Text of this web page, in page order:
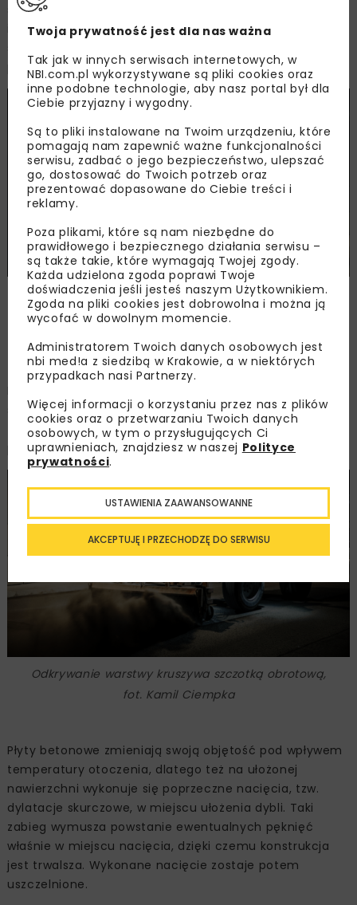
szczotkami, które zdejmowały cienką warstwę betonu
i odsłaniały kruszywo. Dzięki temu nawierzchnia jest
przyczepność i tarcie w razie hamowania.
Świeżo ułożona nawierzchnia betonowa
przed odkrywaniem warstwy kruszywa, fot. Kamil
spryskiwana, żeby utrzymać odpowiednie tempo
tężenia betonu i nie dopuścić do jego pękania
pod wpływem skurczu w czasie wiązania.
Odkrywanie warstwy kruszywa szczotką obrotową,
fot. Kamil Ciempka
Płyty betonowe zmieniają swoją objętość pod wpływem
temperatury otoczenia, dlatego też na ułożonej
nawierzchni wykonuje się poprzeczne nacięcia, tzw.
dylatacje skurczowe, w miejscu ułożenia dybli. Taki
zabieg wymusza powstanie ewentualnych pęknięć
właśnie w miejscu nacięcia, dzięki czemu konstrukcja
jest trwalsza. Wykonane nacięcie zostaje potem
uszczelnione.
Twoja prywatność jest dla nas ważna
Tak jak w innych serwisach internetowych, w
NBI.com.pl wykorzystywane są pliki cookies oraz
inne podobne technologie, aby nasz portal był dla
Ciebie przyjazny i wygodny.
Są to pliki instalowane na Twoim urządzeniu, które
pomagają nam zapewnić ważne funkcjonalności
serwisu, zadbać o jego bezpieczeństwo, ulepszać
go, dostosować do Twoich potrzeb oraz
prezentować dopasowane do Ciebie treści i
reklamy.
Poza plikami, które są nam niezbędne do
prawidłowego i bezpiecznego działania serwisu –
są także takie, które wymagają Twojej zgody.
Każda udzielona zgoda poprawi Twoje
doświadczenia jeśli jesteś naszym Użytkownikiem.
Zgoda na pliki cookies jest dobrowolna i można ją
wycofać w dowolnym momencie.
Administratorem Twoich danych osobowych jest
nbi med!a z siedzibą w Krakowie, a w niektórych
przypadkach nasi Partnerzy.
Więcej informacji o korzystaniu przez nas z plików
cookies oraz o przetwarzaniu Twoich danych
osobowych, w tym o przysługujących Ci
uprawnieniach, znajdziesz w naszej Polityce
prywatności.
AKCEPTUJĘ I PRZECHODZĘ DO SERWISU
USTAWIENIA ZAAWANSOWANNE